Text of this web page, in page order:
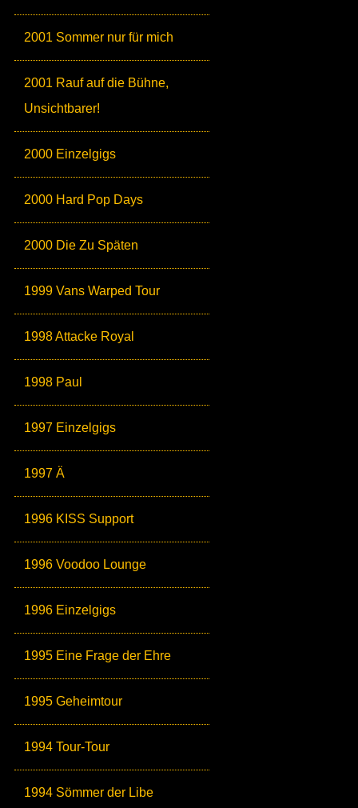
2001 Sommer nur für mich
2001 Rauf auf die Bühne,
Unsichtbarer!
2000 Einzelgigs
2000 Hard Pop Days
2000 Die Zu Späten
1999 Vans Warped Tour
1998 Attacke Royal
1998 Paul
1997 Einzelgigs
1997 Ä
1996 KISS Support
1996 Voodoo Lounge
1996 Einzelgigs
1995 Eine Frage der Ehre
1995 Geheimtour
1994 Tour-Tour
1994 Sömmer der Libe